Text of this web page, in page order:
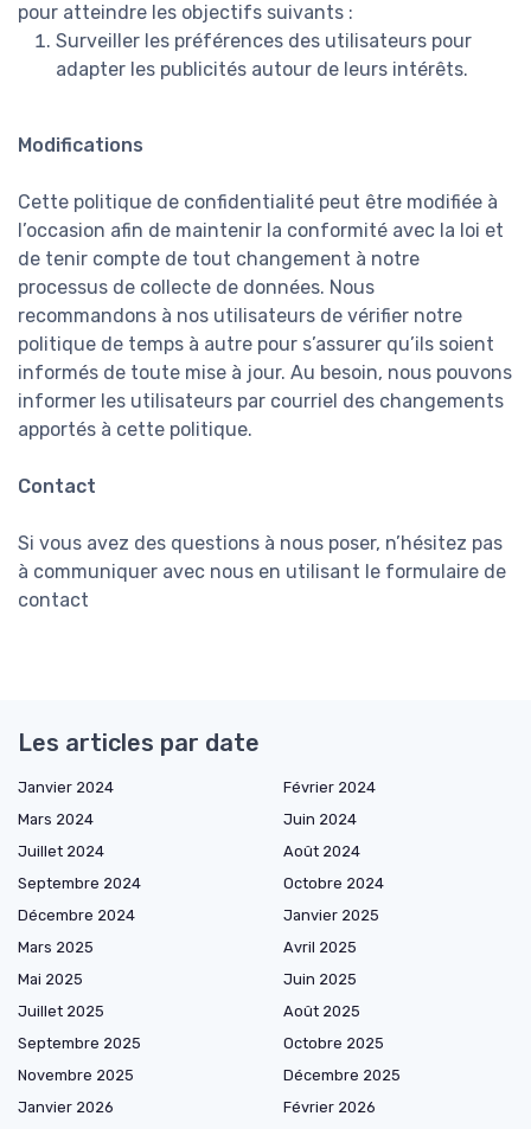
pour atteindre les objectifs suivants :
Surveiller les préférences des utilisateurs pour
adapter les publicités autour de leurs intérêts.
Modifications
Cette politique de confidentialité peut être modifiée à
l’occasion afin de maintenir la conformité avec la loi et
de tenir compte de tout changement à notre
processus de collecte de données. Nous
recommandons à nos utilisateurs de vérifier notre
politique de temps à autre pour s’assurer qu’ils soient
informés de toute mise à jour. Au besoin, nous pouvons
informer les utilisateurs par courriel des changements
apportés à cette politique.
Contact
Si vous avez des questions à nous poser, n’hésitez pas
à communiquer avec nous en utilisant le formulaire de
contact
Les articles par date
Janvier 2024
Février 2024
Mars 2024
Juin 2024
Juillet 2024
Août 2024
Septembre 2024
Octobre 2024
Décembre 2024
Janvier 2025
Mars 2025
Avril 2025
Mai 2025
Juin 2025
Juillet 2025
Août 2025
Septembre 2025
Octobre 2025
Novembre 2025
Décembre 2025
Janvier 2026
Février 2026